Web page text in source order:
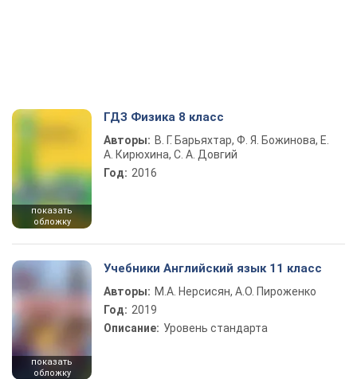
показать
обложку
ГДЗ Физика 8 класс
Авторы: В. Г. Барьяхтар, Ф. Я. Божинова, Е.
А. Кирюхина, С. А. Довгий
Год: 2016
показать
обложку
Учебники Английский язык 11 класс
Авторы: М.А. Нерсисян, А.О. Пироженко
Год: 2019
Описание: Уровень стандарта